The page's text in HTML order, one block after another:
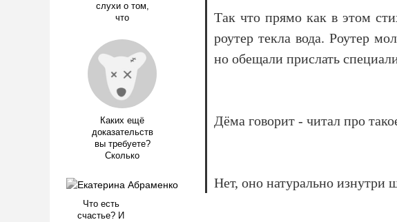
Так что прямо как в этом
роутер текла вода. Роутер
но обещали прислать
Дёма говорит - читал про
Нет, оно натурально изнутри
слухи о том,
что
Каких ещё
доказательств
вы требуете?
Сколько
Что есть
счастье? И